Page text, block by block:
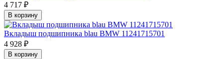
4 717 ₽
В корзину
Вкладыш подшипника blau BMW 11241715701
4 928 ₽
В корзину